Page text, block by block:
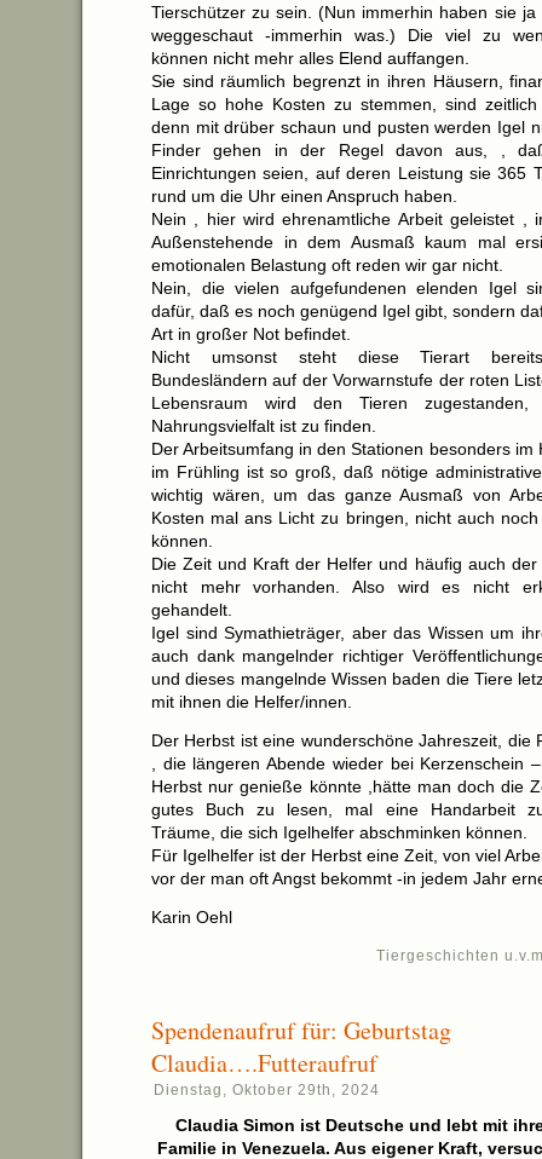
Tierschützer zu sein. (Nun immerhin haben sie
weggeschaut -immerhin was.) Die viel zu
können nicht mehr alles Elend auffangen.
Sie sind räumlich begrenzt in ihren Häusern,
Lage so hohe Kosten zu stemmen, sind zeitlich
denn mit drüber schaun und pusten werden Igel
Finder gehen in der Regel davon aus, ,
Einrichtungen seien, auf deren Leistung sie 365
rund um die Uhr einen Anspruch haben.
Nein , hier wird ehrenamtliche Arbeit geleistet ,
Außenstehende in dem Ausmaß kaum mal
emotionalen Belastung oft reden wir gar nicht.
Nein, die vielen aufgefundenen elenden Igel
dafür, daß es noch genügend Igel gibt, sondern
Art in großer Not befindet.
Nicht umsonst steht diese Tierart
Bundesländern auf der Vorwarnstufe der roten
Lebensraum wird den Tieren zugestanden,
Nahrungsvielfalt ist zu finden.
Der Arbeitsumfang in den Stationen besonders im
im Frühling ist so groß, daß nötige
wichtig wären, um das ganze Ausmaß von
Kosten mal ans Licht zu bringen, nicht auch
können.
Die Zeit und Kraft der Helfer und häufig auch
nicht mehr vorhanden. Also wird es nicht
gehandelt.
Igel sind Symathieträger, aber das Wissen um
auch dank mangelnder richtiger
und dieses mangelnde Wissen baden die Tiere
mit ihnen die Helfer/innen.
Der Herbst ist eine wunderschöne Jahreszeit, die
, die längeren Abende wieder bei Kerzenschein
Herbst nur genieße könnte ,hätte man doch die
gutes Buch zu lesen, mal eine Handarbeit
Träume, die sich Igelhelfer abschminken können.
Für Igelhelfer ist der Herbst eine Zeit, von viel
vor der man oft Angst bekommt -in jedem Jahr
Karin Oehl
Tiergeschichten
Spendenaufruf für: Geburtstag
Claudia….Futteraufruf
Dienstag, Oktober 29th, 2024
Claudia Simon ist Deutsche und lebt mit
Familie in Venezuela. Aus eigener Kraft,